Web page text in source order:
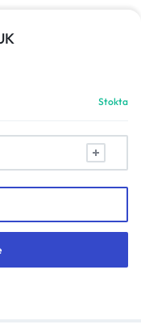
Stokta